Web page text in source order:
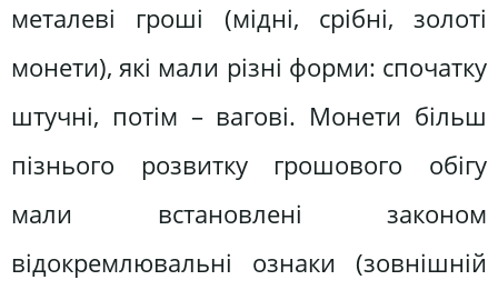
металеві гроші (мідні, срібні, золоті
монети), які мали різні форми: спочатку
штучні, потім – вагові. Монети більш
пізнього розвитку грошового обігу
мали встановлені законом
відокремлювальні ознаки (зовнішній